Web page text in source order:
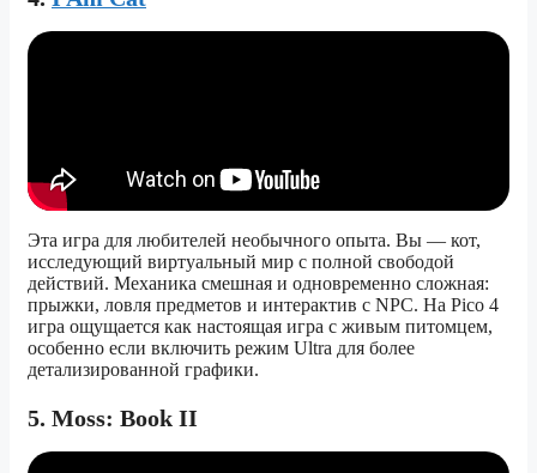
Эта игра для любителей необычного опыта. Вы — кот,
исследующий виртуальный мир с полной свободой
действий. Механика смешная и одновременно сложная:
прыжки, ловля предметов и интерактив с NPC. На Pico 4
игра ощущается как настоящая игра с живым питомцем,
особенно если включить режим Ultra для более
детализированной графики.
5. Moss: Book II